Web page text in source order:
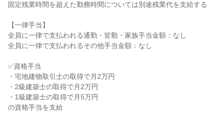
固定残業時間を超えた勤務時間については別途残業代を支給する
【一律手当】
全員に一律で支払われる通勤・皆勤・家族手当金額：なし
全員に一律で支払われるその他手当金額：なし
✅資格手当
・宅地建物取引士の取得で月2万円
・2級建築士の取得で月2万円
・1級建築士の取得で月5万円
の資格手当を支給